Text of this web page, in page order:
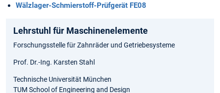
Wälzlager-Schmierstoff-Prüfgerät FE08
Lehrstuhl für Maschinenelemente
Forschungsstelle für Zahnräder und Getriebesysteme
Prof. Dr.-Ing. Karsten Stahl
Technische Universität München
TUM School of Engineering and Design